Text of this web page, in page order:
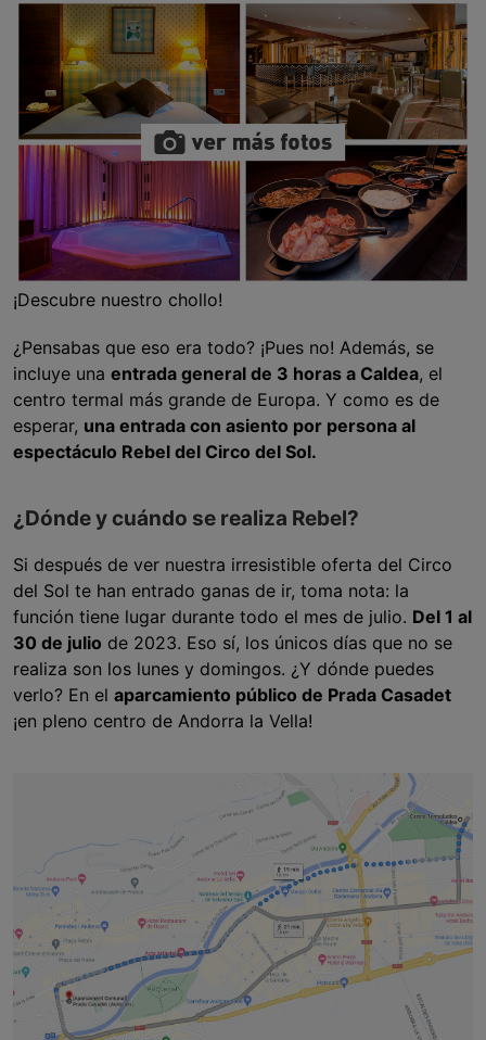
¡Descubre nuestro chollo!
¿Pensabas que eso era todo? ¡Pues no! Además, se
incluye una entrada general de 3 horas a Caldea, el
centro termal más grande de Europa. Y como es de
esperar, una entrada con asiento por persona al
espectáculo Rebel del Circo del Sol.
¿Dónde y cuándo se realiza Rebel?
Si después de ver nuestra irresistible oferta del Circo
del Sol te han entrado ganas de ir, toma nota: la
función tiene lugar durante todo el mes de julio. Del 1 al
30 de julio de 2023. Eso sí, los únicos días que no se
realiza son los lunes y domingos. ¿Y dónde puedes
verlo? En el aparcamiento público de Prada Casadet
¡en pleno centro de Andorra la Vella!